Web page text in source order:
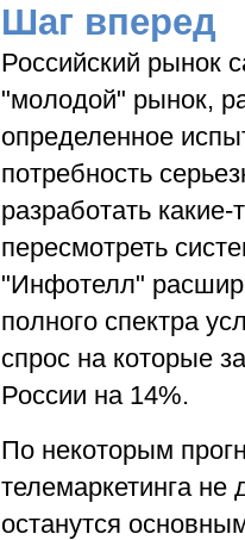
Шаг вперед
Российский рынок
"молодой" рынок,
определенное
потребность
разработать
пересмотреть
"Инфотелл"
полного спектра
спрос на которые
России на 14%.
По некоторым
телемаркетинга
останутся